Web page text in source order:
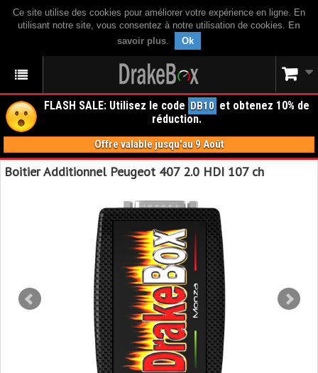
Ce site utilise des cookies pour améliorer votre expérience en ligne. En
utilisant notre site, vous consentez à notre utilisation de cookies. En
savoir plus. Ok
FLASH SALE: Utilisez le code DB10 et obtenez 10% de
réduction.
Offre valable jusqu'au 9 Août
Boitier Additionnel Peugeot 407 2.0 HDI 107 ch